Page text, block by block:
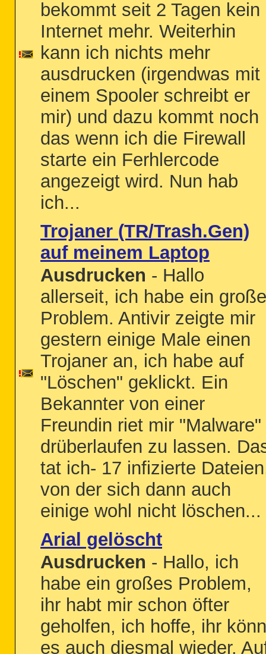
bekommt seit 2 Tagen kein
Internet mehr. Weiterhin
kann ich nichts mehr
ausdrucken (irgendwas mit
einem Spooler schreibt er
mir) und dazu kommt noch
das wenn ich die Firewall
starte ein Ferhlercode
angezeigt wird. Nun hab
ich...
Trojaner (TR/Trash.Gen)
auf meinem Laptop
Ausdrucken - Hallo
allerseit, ich habe ein
Problem. Antivir zeigte mir
gestern einige Male einen
Trojaner an, ich habe auf
"Löschen" geklickt. Ein
Bekannter von einer
Freundin riet mir "Malware"
drüberlaufen zu lassen.
tat ich- 17 infizierte
von der sich dann auch
einige wohl nicht löschen...
Arial gelöscht
Ausdrucken - Hallo, ich
habe ein großes Problem,
ihr habt mir schon öfter
geholfen, ich hoffe, ihr
es auch diesmal wieder.